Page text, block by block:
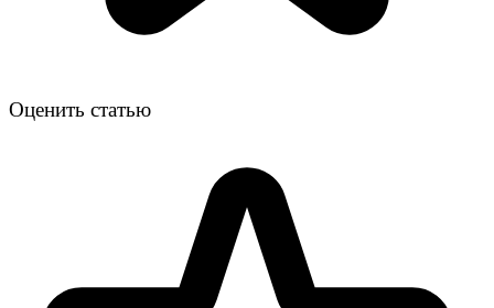
Оценить статью